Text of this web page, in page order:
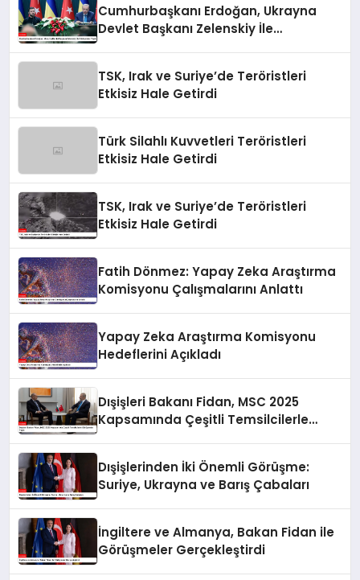
Cumhurbaşkanı Erdoğan, Ukrayna
Devlet Başkanı Zelenskiy İle
TSK, Irak ve Suriye’de Teröristleri
Etkisiz Hale Getirdi
Türk Silahlı Kuvvetleri Teröristleri
Etkisiz Hale Getirdi
TSK, Irak ve Suriye’de Teröristleri
Etkisiz Hale Getirdi
Fatih Dönmez: Yapay Zeka Araştırma
Komisyonu Çalışmalarını Anlattı
Yapay Zeka Araştırma Komisyonu
Hedeflerini Açıkladı
Dışişleri Bakanı Fidan, MSC 2025
Kapsamında Çeşitli Temsilcilerle
Dışişlerinden İki Önemli Görüşme:
Suriye, Ukrayna ve Barış Çabaları
İngiltere ve Almanya, Bakan Fidan ile
Görüşmeler Gerçekleştirdi